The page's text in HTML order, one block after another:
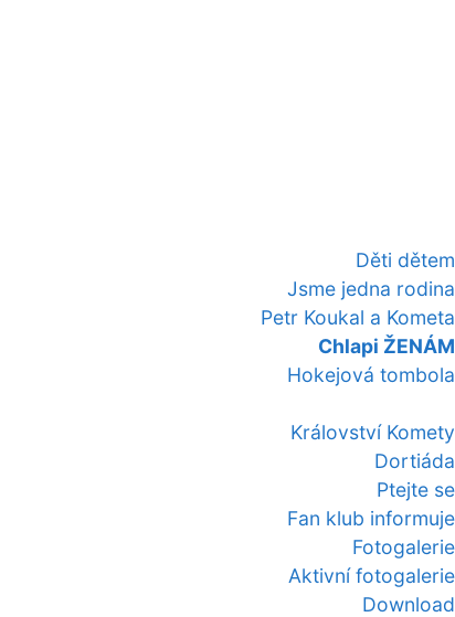
Děti dětem
Jsme jedna rodina
Petr Koukal a Kometa
Chlapi ŽENÁM
Hokejová tombola
Království Komety
Dortiáda
Ptejte se
Fan klub informuje
Fotogalerie
Aktivní fotogalerie
Download